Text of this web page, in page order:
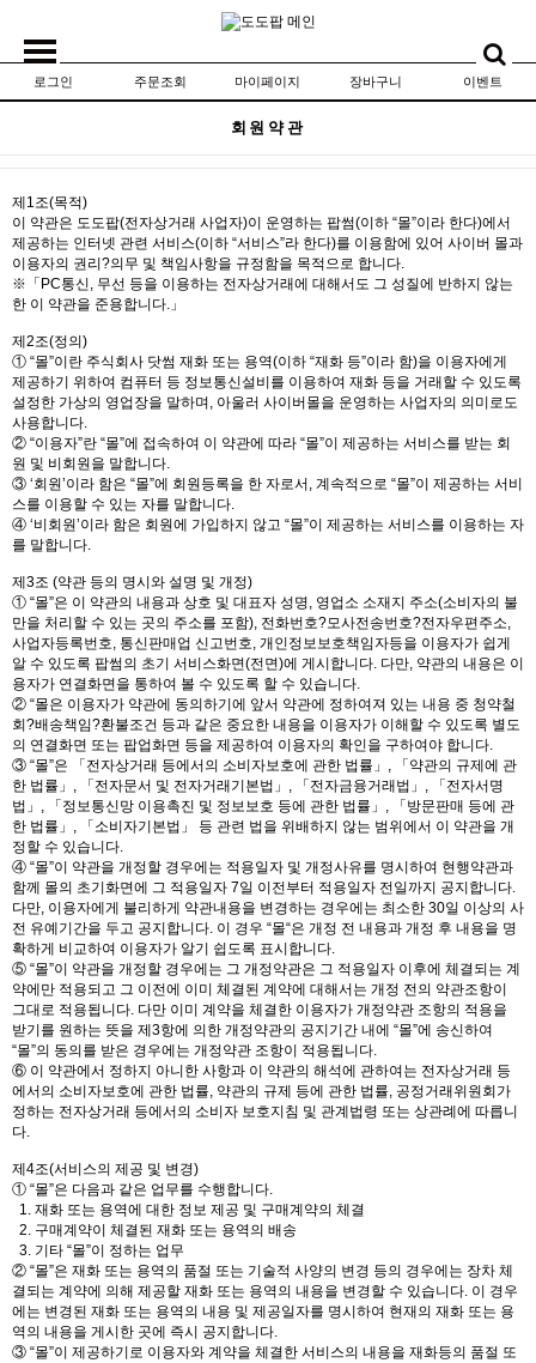
로그인 주문조회 마이페이지 장바구니 이벤트
회원약관
제1조(목적)
이 약관은 도도팝(전자상거래 사업자)이 운영하는 팝썸(이하 “몰”이라 한다)에서
제공하는 인터넷 관련 서비스(이하 “서비스”라 한다)를 이용함에 있어 사이버 몰과
이용자의 권리?의무 및 책임사항을 규정함을 목적으로 합니다.
※「PC통신, 무선 등을 이용하는 전자상거래에 대해서도 그 성질에 반하지 않는
한 이 약관을 준용합니다.」
제2조(정의)
① “몰”이란 주식회사 닷썸 재화 또는 용역(이하 “재화 등”이라 함)을 이용자에게
제공하기 위하여 컴퓨터 등 정보통신설비를 이용하여 재화 등을 거래할 수 있도록
설정한 가상의 영업장을 말하며, 아울러 사이버몰을 운영하는 사업자의 의미로도
사용합니다.
② “이용자”란 “몰”에 접속하여 이 약관에 따라 “몰”이 제공하는 서비스를 받는 회
원 및 비회원을 말합니다.
③ ‘회원’이라 함은 “몰”에 회원등록을 한 자로서, 계속적으로 “몰”이 제공하는 서비
스를 이용할 수 있는 자를 말합니다.
④ ‘비회원’이라 함은 회원에 가입하지 않고 “몰”이 제공하는 서비스를 이용하는 자
를 말합니다.
제3조 (약관 등의 명시와 설명 및 개정)
① “몰”은 이 약관의 내용과 상호 및 대표자 성명, 영업소 소재지 주소(소비자의 불
만을 처리할 수 있는 곳의 주소를 포함), 전화번호?모사전송번호?전자우편주소,
사업자등록번호, 통신판매업 신고번호, 개인정보보호책임자등을 이용자가 쉽게
알 수 있도록 팝썸의 초기 서비스화면(전면)에 게시합니다. 다만, 약관의 내용은 이
용자가 연결화면을 통하여 볼 수 있도록 할 수 있습니다.
② “몰은 이용자가 약관에 동의하기에 앞서 약관에 정하여져 있는 내용 중 청약철
회?배송책임?환불조건 등과 같은 중요한 내용을 이용자가 이해할 수 있도록 별도
의 연결화면 또는 팝업화면 등을 제공하여 이용자의 확인을 구하여야 합니다.
③ “몰”은 「전자상거래 등에서의 소비자보호에 관한 법률」, 「약관의 규제에 관
한 법률」, 「전자문서 및 전자거래기본법」, 「전자금융거래법」, 「전자서명
법」, 「정보통신망 이용촉진 및 정보보호 등에 관한 법률」, 「방문판매 등에 관
한 법률」, 「소비자기본법」 등 관련 법을 위배하지 않는 범위에서 이 약관을 개
정할 수 있습니다.
④ “몰”이 약관을 개정할 경우에는 적용일자 및 개정사유를 명시하여 현행약관과
함께 몰의 초기화면에 그 적용일자 7일 이전부터 적용일자 전일까지 공지합니다.
다만, 이용자에게 불리하게 약관내용을 변경하는 경우에는 최소한 30일 이상의 사
전 유예기간을 두고 공지합니다. 이 경우 “몰“은 개정 전 내용과 개정 후 내용을 명
확하게 비교하여 이용자가 알기 쉽도록 표시합니다.
⑤ “몰”이 약관을 개정할 경우에는 그 개정약관은 그 적용일자 이후에 체결되는 계
약에만 적용되고 그 이전에 이미 체결된 계약에 대해서는 개정 전의 약관조항이
그대로 적용됩니다. 다만 이미 계약을 체결한 이용자가 개정약관 조항의 적용을
받기를 원하는 뜻을 제3항에 의한 개정약관의 공지기간 내에 “몰”에 송신하여
“몰”의 동의를 받은 경우에는 개정약관 조항이 적용됩니다.
⑥ 이 약관에서 정하지 아니한 사항과 이 약관의 해석에 관하여는 전자상거래 등
에서의 소비자보호에 관한 법률, 약관의 규제 등에 관한 법률, 공정거래위원회가
정하는 전자상거래 등에서의 소비자 보호지침 및 관계법령 또는 상관례에 따릅니
다.
제4조(서비스의 제공 및 변경)
① “몰”은 다음과 같은 업무를 수행합니다.
1. 재화 또는 용역에 대한 정보 제공 및 구매계약의 체결
2. 구매계약이 체결된 재화 또는 용역의 배송
3. 기타 “몰”이 정하는 업무
② “몰”은 재화 또는 용역의 품절 또는 기술적 사양의 변경 등의 경우에는 장차 체
결되는 계약에 의해 제공할 재화 또는 용역의 내용을 변경할 수 있습니다. 이 경우
에는 변경된 재화 또는 용역의 내용 및 제공일자를 명시하여 현재의 재화 또는 용
역의 내용을 게시한 곳에 즉시 공지합니다.
③ “몰”이 제공하기로 이용자와 계약을 체결한 서비스의 내용을 재화등의 품절 또